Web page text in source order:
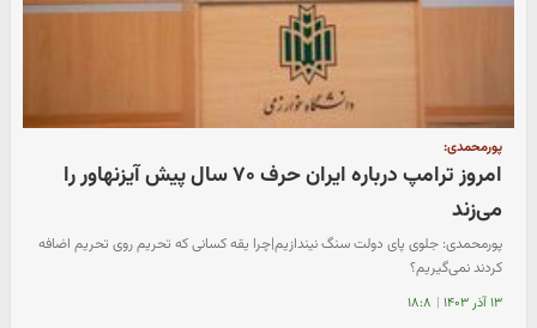
پورمحمدی:
امروز ترامپ درباره ایران حرف ۷۰ سال پیش آیزنهاور را
می‌زند
پورمحمدی: جلوی پای دولت سنگ نیندازیم|چرا یقه‌ کسانی که تحریم روی تحریم اضافه
کردند نمی‌گیریم؟
۱۳ آذر ۱۴۰۳ | ۱۸:۸